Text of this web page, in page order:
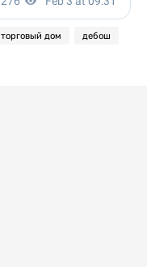
торговый дом дебош